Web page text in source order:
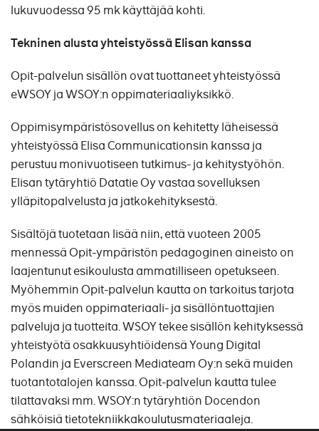
lukuvuodessa 95 mk käyttäjää kohti.
Tekninen alusta yhteistyössä Elisan kanssa
Opit-palvelun sisällön ovat tuottaneet yhteistyössä
eWSOY ja WSOY:n oppimateriaaliyksikkö.
Oppimisympäristösovellus on kehitetty läheisessä
yhteistyössä Elisa Communicationsin kanssa ja
perustuu monivuotiseen tutkimus- ja kehitystyöhön.
Elisan tytäryhtiö Datatie Oy vastaa sovelluksen
ylläpitopalvelusta ja jatkokehityksestä.
Sisältöjä tuotetaan lisää niin, että vuoteen 2005
mennessä Opit-ympäristön pedagoginen aineisto on
laajentunut esikoulusta ammatilliseen opetukseen.
Myöhemmin Opit-palvelun kautta on tarkoitus tarjota
myös muiden oppimateriaali- ja sisällöntuottajien
palveluja ja tuotteita. WSOY tekee sisällön kehityksessä
yhteistyötä osakkuusyhtiöidensä Young Digital
Polandin ja Everscreen Mediateam Oy:n sekä muiden
tuotantotalojen kanssa. Opit-palvelun kautta tulee
tilattavaksi mm. WSOY:n tytäryhtiön Docendon
sähköisiä tietotekniikkakoulutusmateriaaleja.